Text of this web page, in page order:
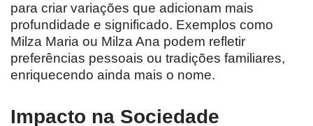
para criar variações que adicionam mais
profundidade e significado. Exemplos como
Milza Maria ou Milza Ana podem refletir
preferências pessoais ou tradições familiares,
enriquecendo ainda mais o nome.
Impacto na Sociedade